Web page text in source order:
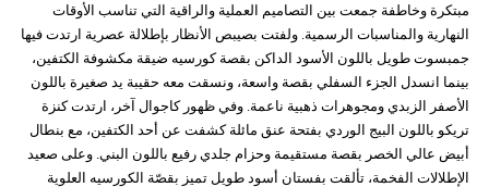
مبتكرة وخاطفة جمعت بين التصاميم العملية والراقية التي تناسب الأوقات
النهارية والمناسبات الرسمية. ولفتت بصيبص الأنظار بإطلالة عصرية ارتدت فيها
جمبسوت طويل باللون الأسود الداكن بقصة كورسيه ضيقة مكشوفة الكتفين،
بينما انسدل الجزء السفلي بقصة واسعة، ونسقت معه حقيبة يد صغيرة باللون
الأصفر الزبدي ومجوهرات ذهبية ناعمة. وفي ظهور كاجوال آخر، ارتدت كنزة
تريكو باللون البيج الوردي بفتحة عنق مائلة كشفت عن أحد الكتفين، مع بنطال
أبيض عالي الخصر بقصة مستقيمة وحزام جلدي رفيع باللون البني. وعلى صعيد
الإطلالات الفخمة، تألقت بفستان أسود طويل تميز بقصّة الكورسيه العلوية